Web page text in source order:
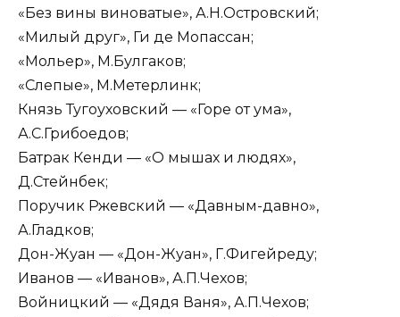
«Без вины виноватые», А.Н.Островский;
«Милый друг», Ги де Мопассан;
«Мольер», М.Булгаков;
«Слепые», М.Метерлинк;
Князь Тугоуховский — «Горе от ума»,
А.С.Грибоедов;
Батрак Кенди — «О мышах и людях»,
Д.Стейнбек;
Поручик Ржевский — «Давным-давно»,
А.Гладков;
Дон-Жуан — «Дон-Жуан», Г.Фигейреду;
Иванов — «Иванов», А.П.Чехов;
Войницкий — «Дядя Ваня», А.П.Чехов;